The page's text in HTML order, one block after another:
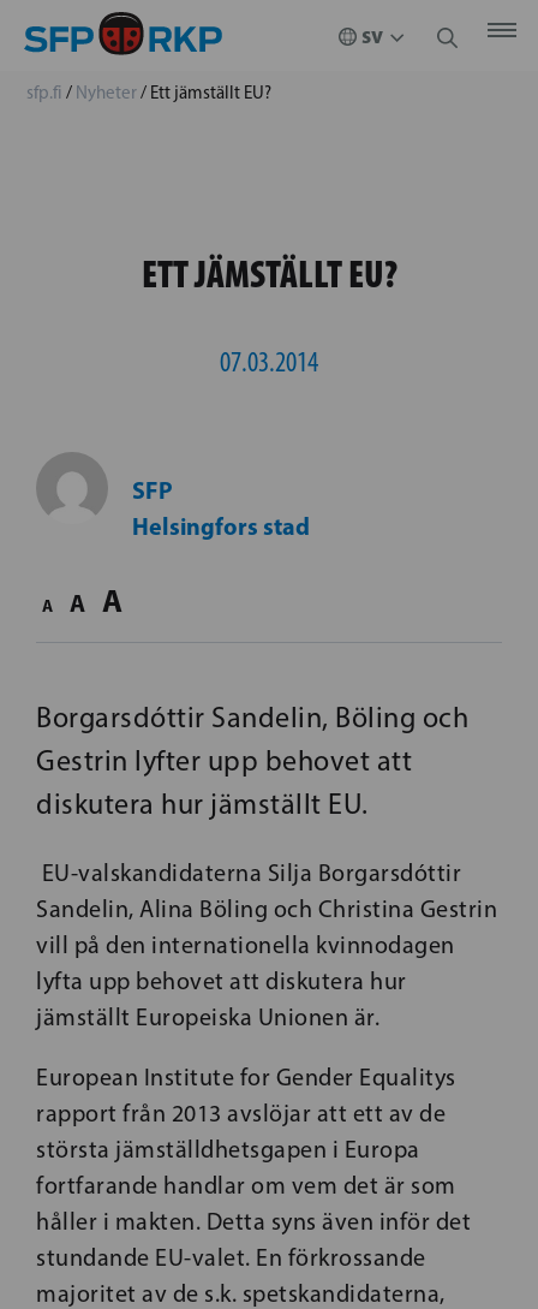
sfp.fi / Nyheter/ Ett jämställt EU?
ETT JÄMSTÄLLT EU?
07.03.2014
SFP
Helsingfors stad
A A A
Borgarsdóttir Sandelin, Böling och
Gestrin lyfter upp behovet att
diskutera hur jämställt EU.
EU-valskandidaterna Silja Borgarsdóttir
Sandelin, Alina Böling och Christina Gestrin
vill på den internationella kvinnodagen
lyfta upp behovet att diskutera hur
jämställt Europeiska Unionen är.
European Institute for Gender Equalitys
rapport från 2013 avslöjar att ett av de
största jämställdhetsgapen i Europa
fortfarande handlar om vem det är som
håller i makten. Detta syns även inför det
stundande EU-valet. En förkrossande
majoritet av de s.k. spetskandidaterna,